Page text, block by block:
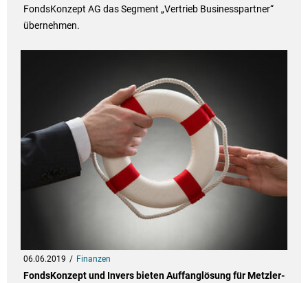
FondsKonzept AG das Segment „Vertrieb Businesspartner“
übernehmen.
06.06.2019 Finanzen
FondsKonzept und Invers bieten Auffanglösung für Metzler-